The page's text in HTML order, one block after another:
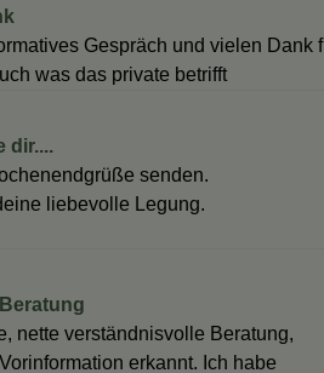
Gespräch und vielen Dank
was das private betrifft
dir....
senden.
liebevolle Legung.
nette verständnisvolle Beratung,
erkannt. Ich habe